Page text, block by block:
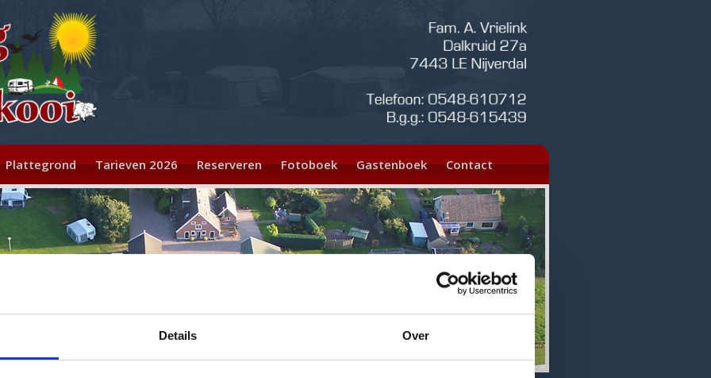
Details Over
Plattegrond Tarieven 2026 Reserveren Fotoboek Gastenboek Contact